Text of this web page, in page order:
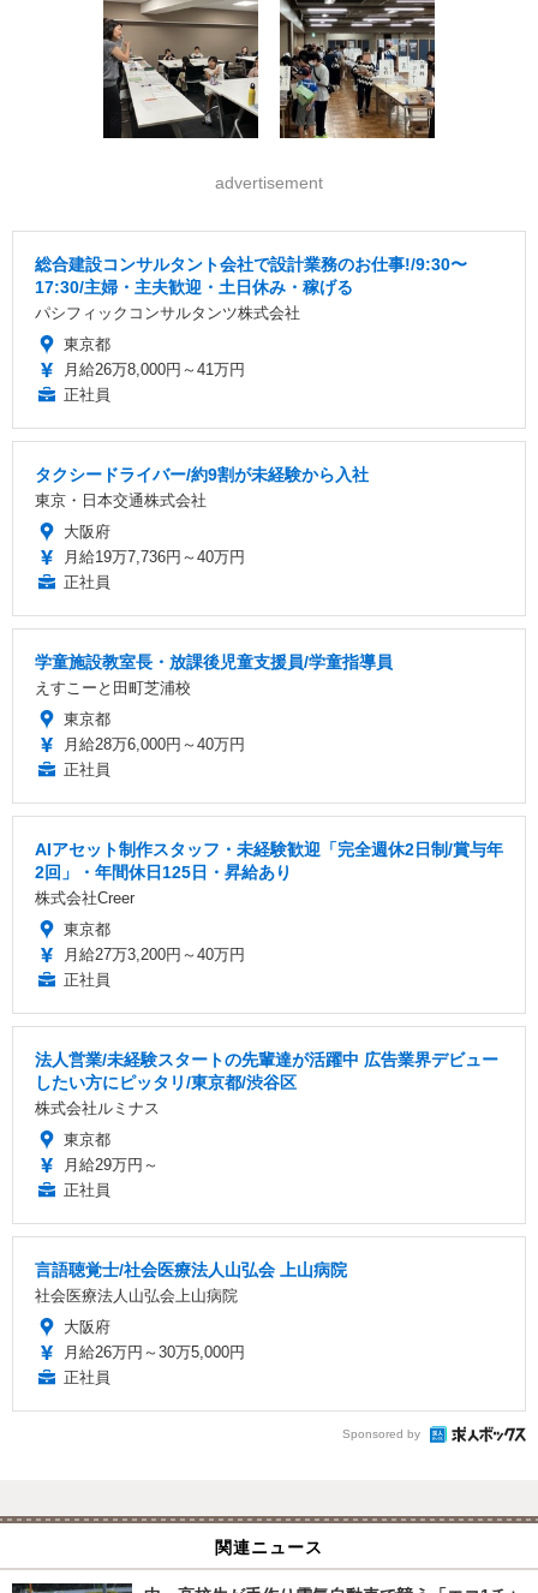
advertisement
総合建設コンサルタント会社で設計業務のお仕事!/9:30〜
17:30/主婦・主夫歓迎・土日休み・稼げる
パシフィックコンサルタンツ株式会社
東京都
月給26万8,000円～41万円
正社員
タクシードライバー/約9割が未経験から入社
東京・日本交通株式会社
大阪府
月給19万7,736円～40万円
正社員
学童施設教室長・放課後児童支援員/学童指導員
えすこーと田町芝浦校
東京都
月給28万6,000円～40万円
正社員
AIアセット制作スタッフ・未経験歓迎「完全週休2日制/賞与年
2回」・年間休日125日・昇給あり
株式会社Creer
東京都
月給27万3,200円～40万円
正社員
法人営業/未経験スタートの先輩達が活躍中 広告業界デビュー
したい方にピッタリ/東京都/渋谷区
株式会社ルミナス
東京都
月給29万円～
正社員
言語聴覚士/社会医療法人山弘会 上山病院
社会医療法人山弘会上山病院
大阪府
月給26万円～30万5,000円
正社員
Sponsored by
関連ニュース